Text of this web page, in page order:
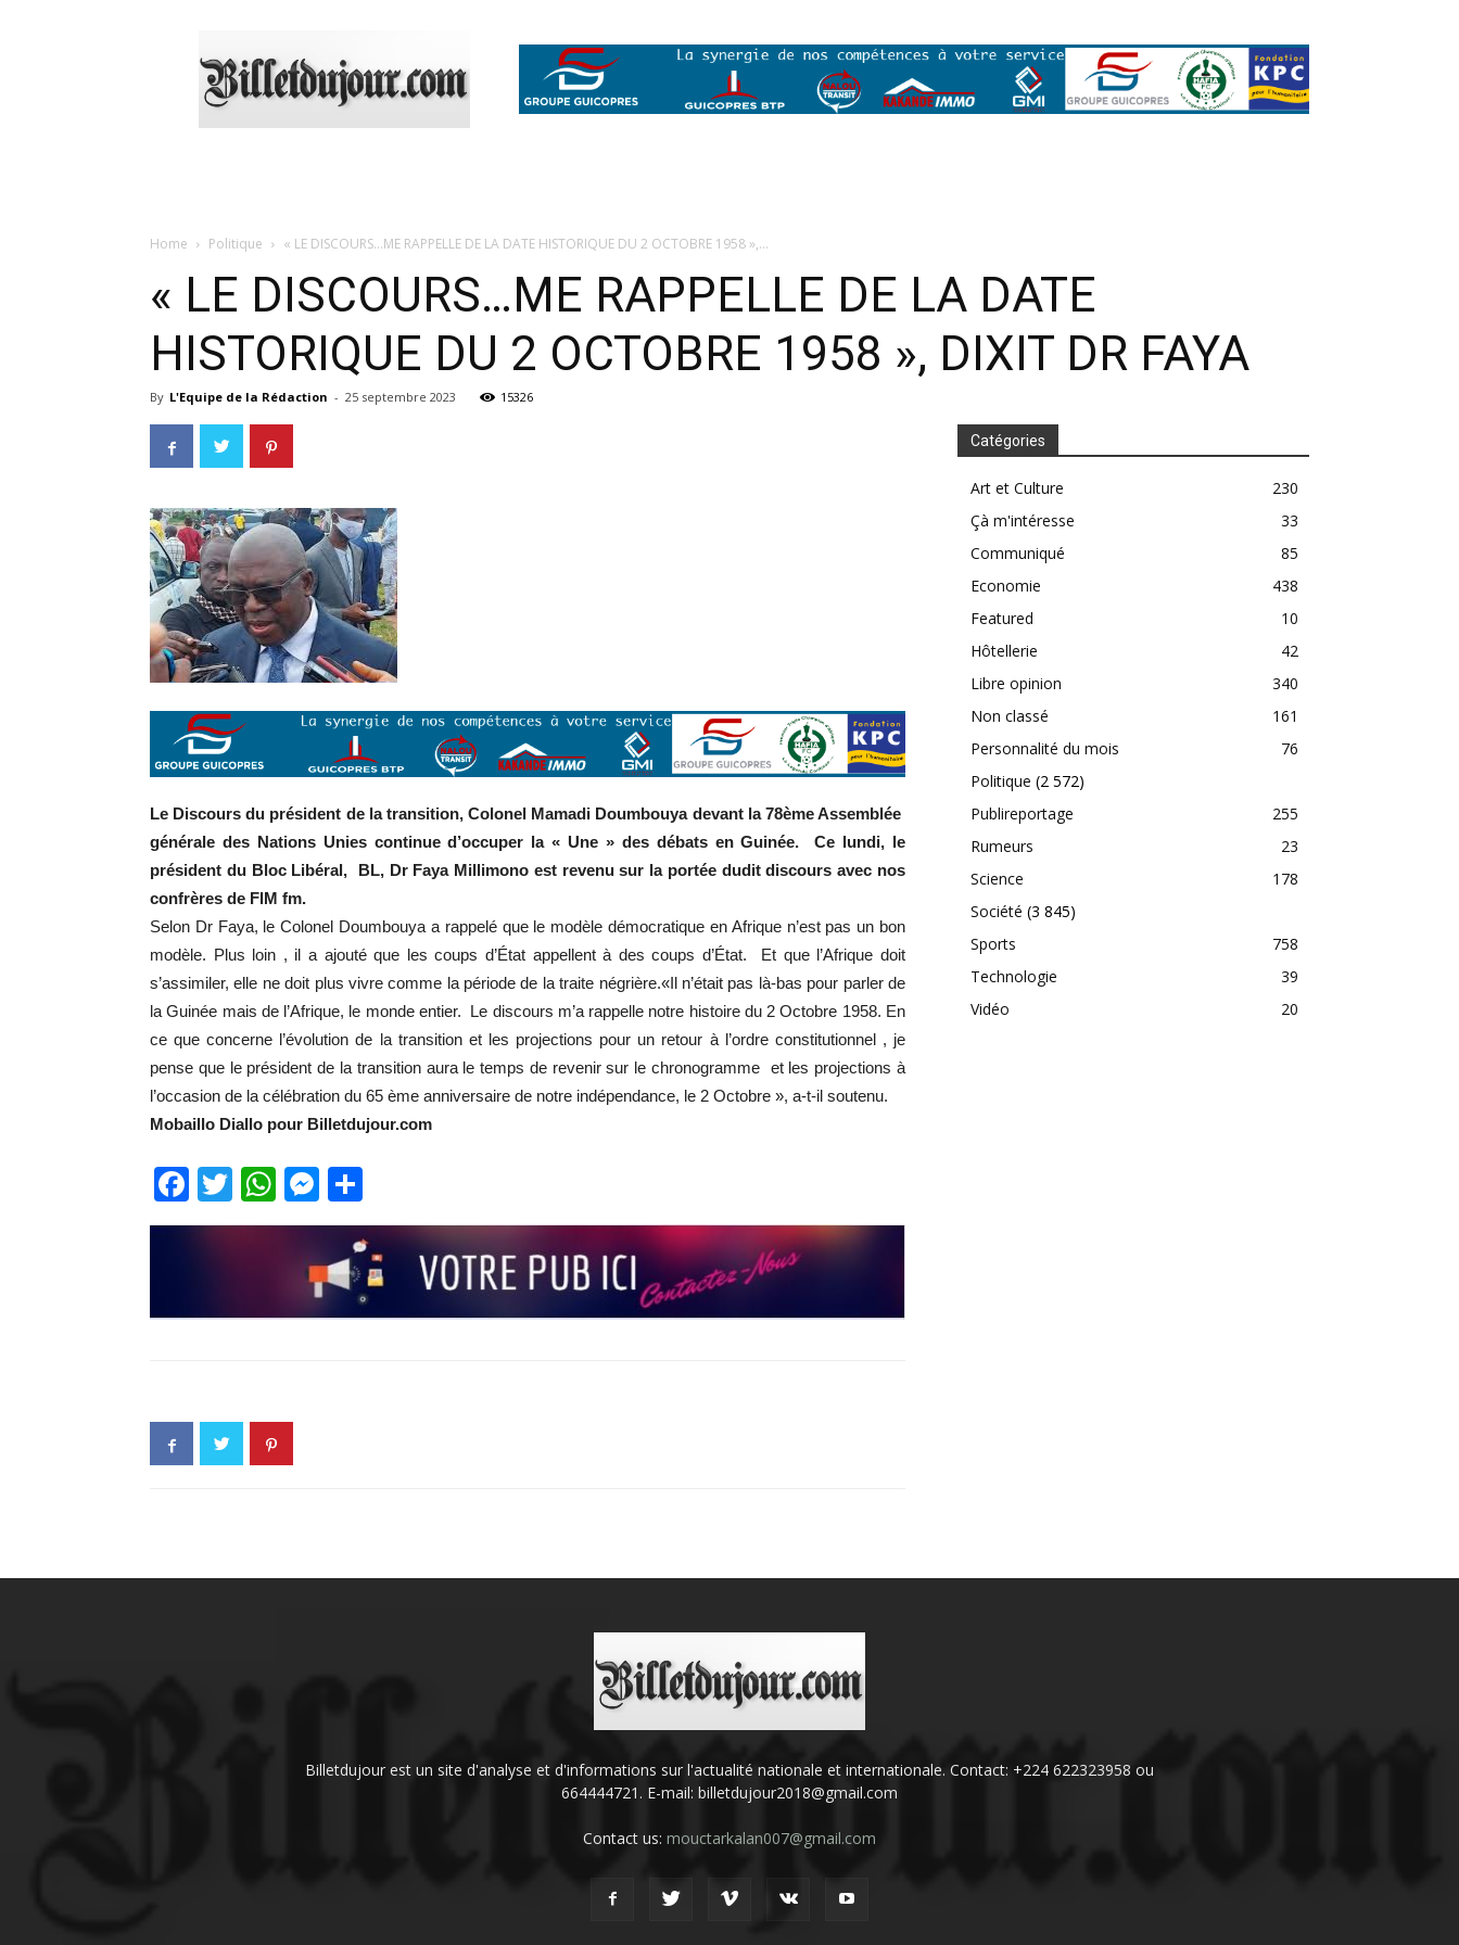
Home Politique « LE DISCOURS…ME RAPPELLE DE LA DATE HISTORIQUE DU 2 OCTOBRE 1958 »,...
« LE DISCOURS…ME RAPPELLE DE LA DATE
HISTORIQUE DU 2 OCTOBRE 1958 », DIXIT DR FAYA
By L'Equipe de la Rédaction - 25 septembre 2023 15326
Le Discours du président de la transition, Colonel Mamadi Doumbouya devant la 78ème Assemblée
générale des Nations Unies continue d’occuper la « Une » des débats en Guinée. Ce lundi, le
président du Bloc Libéral, BL, Dr Faya Millimono est revenu sur la portée dudit discours avec nos
confrères de FIM fm.
Selon Dr Faya, le Colonel Doumbouya a rappelé que le modèle démocratique en Afrique n’est pas un bon
modèle. Plus loin , il a ajouté que les coups d’État appellent à des coups d’État. Et que l’Afrique doit
s’assimiler, elle ne doit plus vivre comme la période de la traite négrière.«Il n’était pas là-bas pour parler de
la Guinée mais de l’Afrique, le monde entier. Le discours m’a rappelle notre histoire du 2 Octobre 1958. En
ce que concerne l’évolution de la transition et les projections pour un retour à l’ordre constitutionnel , je
pense que le président de la transition aura le temps de revenir sur le chronogramme et les projections à
l’occasion de la célébration du 65 ème anniversaire de notre indépendance, le 2 Octobre », a-t-il soutenu.
Mobaillo Diallo pour Billetdujour.com
Facebook
TwitterWhatsApp
Messenger
Catégories
Art et Culture
230
Çà m'intéresse
33
Communiqué
85
Economie
438
Featured
10
Hôtellerie
42
Libre opinion
340
Non classé
161
Personnalité du mois
76
Politique (2 572)
Publireportage
255
Rumeurs
23
Science
178
Société (3 845)
Sports
758
Technologie
39
Vidéo
20
Billetdujour est un site d'analyse et d'informations sur l'actualité nationale et internationale. Contact: +224 622323958 ou
664444721. E-mail: billetdujour2018@gmail.com
Contact us: mouctarkalan007@gmail.com